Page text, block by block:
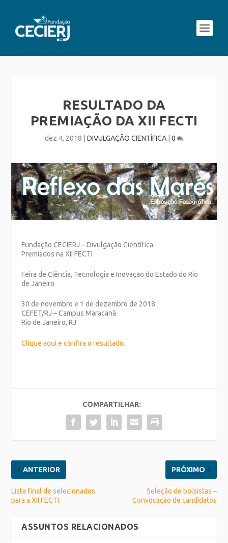
RESULTADO DA
PREMIAÇÃO DA XII FECTI
dez 4, 2018 DIVULGAÇÃO CIENTÍFICA 0
Fundação CECIERJ – Divulgação Científica
Premiados na XII FECTI
Feira de Ciência, Tecnologia e Inovação do Estado do Rio
de Janeiro
30 de novembro e 1 de dezembro de 2018
CEFET/RJ – Campus Maracanã
Rio de Janeiro, RJ
Clique aqui e confira o resultado.
COMPARTILHAR:
ANTERIOR
Lista final de selecionados
para a XII FECTI.
PRÓXIMO
Seleção de bolsistas –
Convocação de candidatos
ASSUNTOS RELACIONADOS